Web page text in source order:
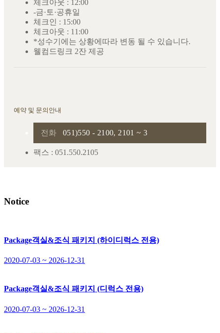
체크아웃 : 12:00
-금·토·공휴일
체크인 : 15:00
체크아웃 : 11:00
*성수기에는 상황에따라 변동 될 수 있습니다.
웰컴드링크 2잔 제공
예약 및 문의안내
전화 051)550 - 2100, 2101 ~ 3
팩스 : 051.550.2105
Notice
Package객실&조식 패키지 (하이디럭스 전용)
2020-07-03 ~ 2026-12-31
Package객실&조식 패키지 (디럭스 전용)
2020-07-03 ~ 2026-12-31